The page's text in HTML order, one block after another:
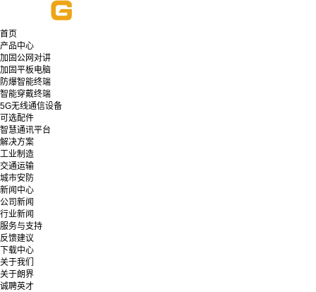
首页
产品中心
加固公网对讲
加固平板电脑
防爆智能终端
智能穿戴终端
5G无线通信设备
可选配件
智慧通讯平台
解决方案
工业制造
交通运输
城市安防
新闻中心
公司新闻
行业新闻
服务与支持
反馈建议
下载中心
关于我们
关于朗界
诚聘英才